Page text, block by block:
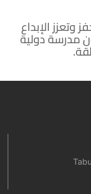
وتعزز الإبداع
مدرسة دولية